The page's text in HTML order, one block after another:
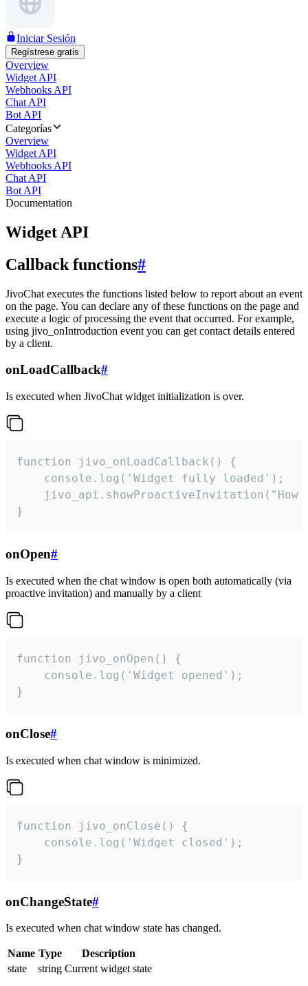
Iniciar Sesión
Regístrese gratis
Overview
Widget API
Webhooks API
Chat API
Bot API
Categorías
Overview
Widget API
Webhooks API
Chat API
Bot API
Documentation
Widget API
Callback functions#
JivoChat executes the functions listed below to report about an event
on the page. You can declare any of these functions on the page and
execute a logic of processing the event that occurred. For example,
using jivo_onIntroduction event you can get contact details entered
by a client.
onLoadCallback#
Is executed when JivoChat widget initialization is over.
function jivo_onLoadCallback() {
    console.log('Widget fully loaded');
jivo_api.showProactiveInvitation("How
}
onOpen#
Is executed when the chat window is open both automatically (via
proactive invitation) and manually by a client
function jivo_onOpen() {
    console.log('Widget opened');
}
onClose#
Is executed when chat window is minimized.
function jivo_onClose() {
    console.log('Widget closed');
}
onChangeState#
Is executed when chat window state has changed.
Name Type
Description
state
string Current widget state